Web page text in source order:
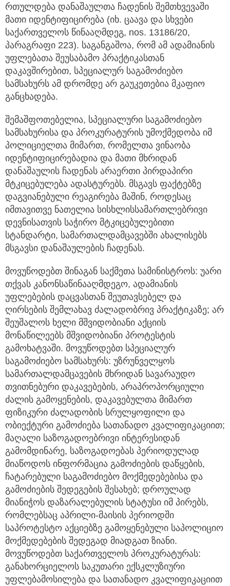
რთულდება დანაშაულთა ჩადენის შემთხვევაში
მათი იდენტიფიცირება (იხ. ცაავა და სხვები
საქართველოს წინააღმდეგ, nos. 13186/20,
პარაგრაფი 223). საგანგაშოა, რომ ამ ადამიანის
უფლებათა შეუსაბამო პრაქტიკასთან
დაკავშირებით, სპეციალურ საგამოძიებო
სამსახურს ამ დრომდე არ გაუკეთებია მკაფიო
განცხადება.
შემაშფოთებელია, სპეციალური საგამოძიებო
სამსახურისა და პროკურატურის უმოქმედობა იმ
პოლიციელთა მიმართ, რომელთა ვინაობა
იდენტიფიცირებადია და მათი მხრიდან
დანაშაულის ჩადენას არაერთი პირდაპირი
მტკიცებულება ადასტურებს. მსგავს ფაქტებზე
დაგვიანებული რეაგირება მაშინ, როდესაც
იმთავითვე ნათელია სისხლისსამართლებრივი
დევნისათვის საჭირო მტკიცებულებითი
სტანდარტი, სამართალდამცავებში ახალისებს
მსგავსი დანაშაულების ჩადენას.
მოვუწოდებთ შინაგან საქმეთა სამინისტროს: უარი
თქვას კანონსაწინააღმდეგო, ადამიანის
უფლებების დაცვასთან შეუთავსებელ და
ღირსების შემლახავ ძალადობრივ პრაქტიკაზე; არ
შეუშალოს ხელი მშვიდობიანი აქციის
მონაწილეებს მშვიდობიანი პროტესტის
გამოხატვაში. მოვუწოდებთ სპეციალურ
საგამოძიებო სამსახურს: უზრუნველყოს
სამართალდამცავების მხრიდან სავარაუდო
თვითნებური დაკავებების, არაპროპორციული
ძალის გამოყენების, დაკავებულთა მიმართ
ფიზიკური ძალადობის სრულყოფილი და
ობიექტური გამოძიება სათანადო კვალიფიკაციით;
მაღალი საზოგადოებრივი ინტერესიდან
გამომდინარე, საზოგადოებას პერიოდულად
მიაწოდოს ინფორმაცია გამოძიების დაწყების,
ჩატარებული საგამოძიებო მოქმედებებისა და
გამოძიების შედეგების შესახებ; დროულად
მიანიჭოს დაზარალებულის სტატუსი იმ პირებს,
რომლებსაც აპრილი-მაისის პერიოდში
საპროტესტო აქციებზე გამოყენებული საპოლიციო
მოქმედებების შედეგად მიადგათ ზიანი.
მოვუწოდებთ საქართველოს პროკურატურას:
განახორციელოს საკუთარი ექსკლუზიური
უფლებამოსილება და სათანადო კვალიფიკაციით